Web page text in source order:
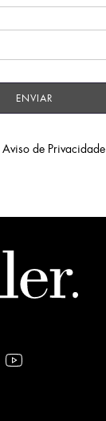
Aviso de Privacidade